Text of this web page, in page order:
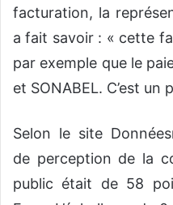
facturation, la
a fait savoir : « cette
par exemple que le
et SONABEL. C’est
Selon le site
de perception de la
public était de 58